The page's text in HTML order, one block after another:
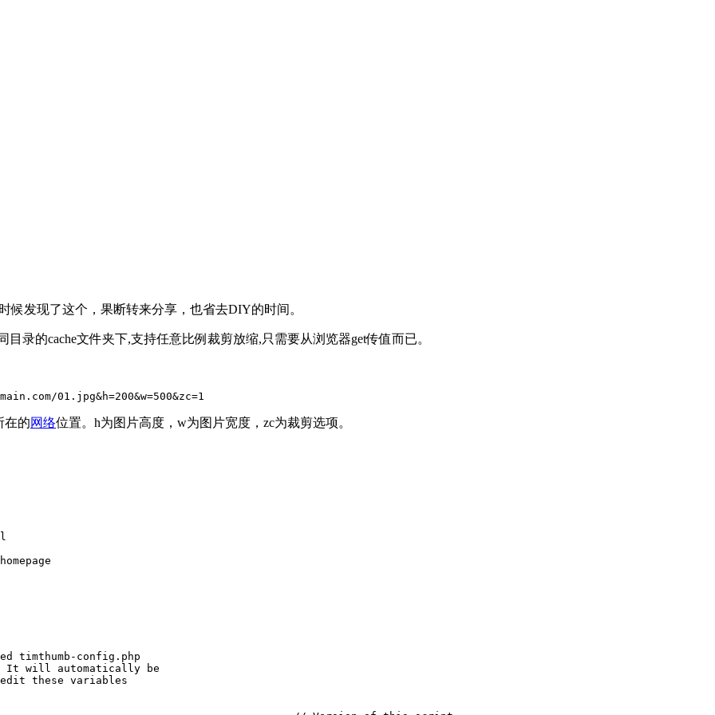
候发现了这个，果断转来分享，也省去DIY的时间。
目录的cache文件夹下,支持任意比例裁剪放缩,只需要从浏览器get传值而已。
01.jpg&h=200&w=500&zc=1
在的网络位置。h为图片高度，w为图片宽度，zc为裁剪选项。